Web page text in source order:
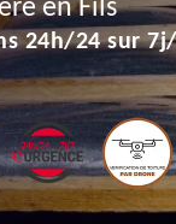
en Fils
24h/24 sur